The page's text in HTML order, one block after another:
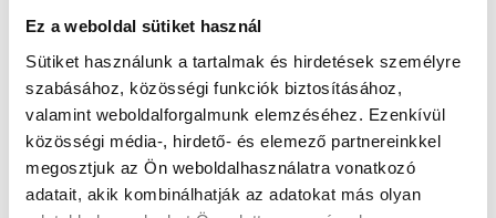
Ez a weboldal sütiket használ
Sütiket használunk a tartalmak és hirdetések személyre
szabásához, közösségi funkciók biztosításához,
valamint weboldalforgalmunk elemzéséhez. Ezenkívül
közösségi média-, hirdető- és elemező partnereinkkel
megosztjuk az Ön weboldalhasználatra vonatkozó
adatait, akik kombinálhatják az adatokat más olyan
492.900
tól
Kő nélküli
fehér és
sárga arany
501.000
Ft -
tól
Gyémántokkal
és sárga
416.700
Kő nélküli
karikagyűrű